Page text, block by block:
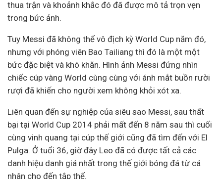
thua trận và khoảnh khắc đó đã được mô tả trọn vẹn
trong bức ảnh.
Tuy Messi đã không thể vô địch kỳ World Cup năm đó,
nhưng với phóng viên Bao Tailiang thì đó là một một
bức đặc biệt và khó khăn. Hình ảnh Messi đứng nhìn
chiếc cúp vàng World cùng cùng với ánh mắt buồn rười
rượi đã khiến cho người xem không khỏi xót xa.
Liên quan đến sự nghiệp của siêu sao Messi, sau thất
bại tại World Cup 2014 phải mất đến 8 năm sau thì cuối
cùng vinh quang tại cúp thế giới cũng đã tìm đến với El
Pulga. Ở tuổi 36, giờ đây Leo đã có được tất cả các
danh hiệu danh giá nhất trong thế giới bóng đá từ cá
nhân cho đến tập thể.